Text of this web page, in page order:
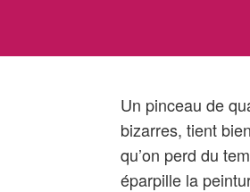
Un pinceau de
bizarres, tient
qu’on perd du
éparpille la